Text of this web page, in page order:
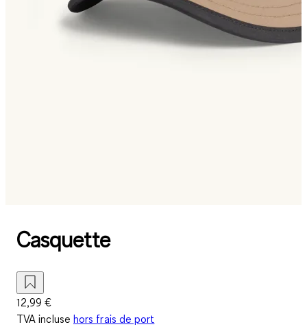
Casquette
12,99 €
TVA incluse hors frais de port